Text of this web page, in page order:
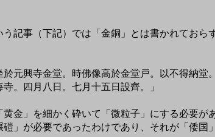
記事（下記）では「金銅」とは書かれておら
元興寺金堂。時佛像高於金堂戸。以不得納堂
。四月八日。七月十五日設齊。」
」を細かく砕いて「微粒子」にする必要が
」が必要であったわけであり、それが「倭国